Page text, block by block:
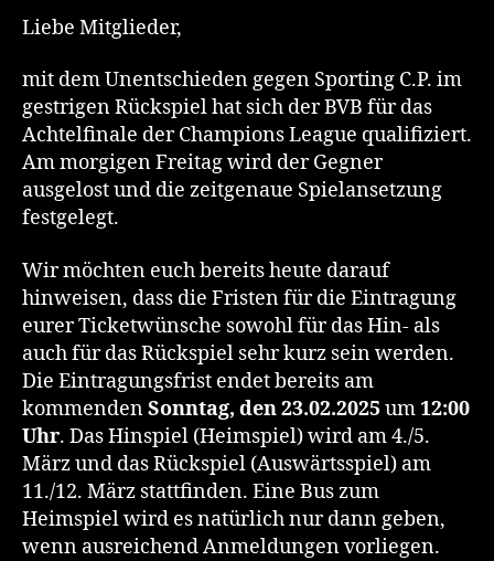
Liebe Mitglieder,
mit dem Unentschieden gegen Sporting C.P. im
gestrigen Rückspiel hat sich der BVB für das
Achtelfinale der Champions League qualifiziert.
Am morgigen Freitag wird der Gegner
ausgelost und die zeitgenaue Spielansetzung
festgelegt.
Wir möchten euch bereits heute darauf
hinweisen, dass die Fristen für die Eintragung
eurer Ticketwünsche sowohl für das Hin- als
auch für das Rückspiel sehr kurz sein werden.
Die Eintragungsfrist endet bereits am
kommendenSonntag, den 23.02.2025 um12:00
Uhr. Das Hinspiel (Heimspiel) wird am 4./5.
März und das Rückspiel (Auswärtsspiel) am
11./12. März stattfinden. Eine Bus zum
Heimspiel wird es natürlich nur dann geben,
wenn ausreichend Anmeldungen vorliegen.